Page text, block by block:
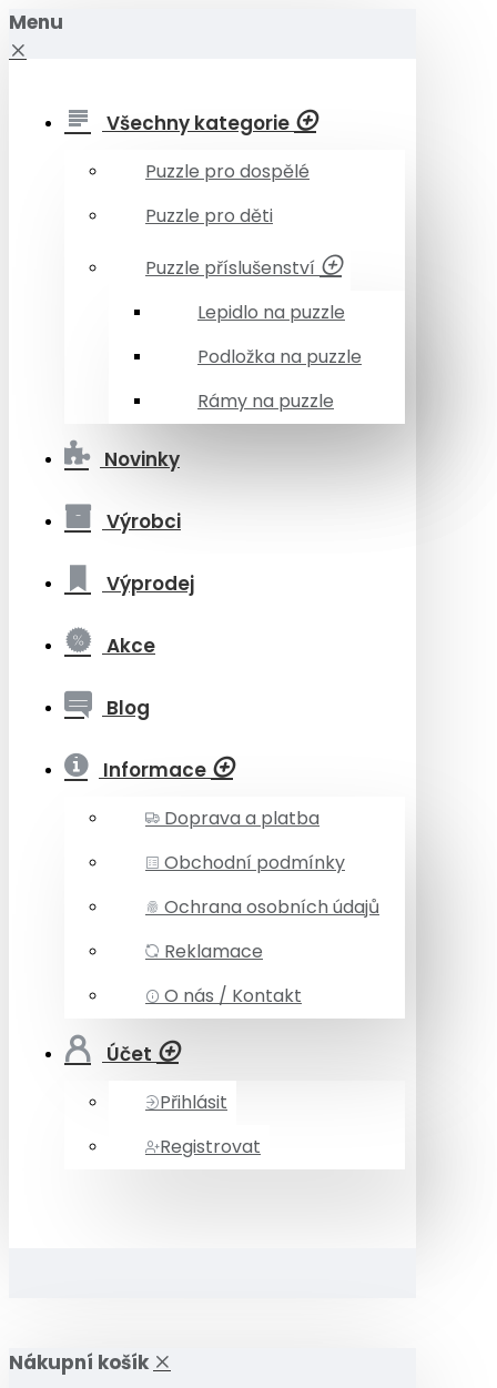
Menu
Všechny kategorie
Puzzle pro dospělé
Puzzle pro děti
Puzzle příslušenství
Lepidlo na puzzle
Podložka na puzzle
Rámy na puzzle
Novinky
Výrobci
Výprodej
Akce
Blog
Informace
Doprava a platba
Obchodní podmínky
Ochrana osobních údajů
Reklamace
O nás / Kontakt
Účet
Přihlásit
Registrovat
Nákupní košík